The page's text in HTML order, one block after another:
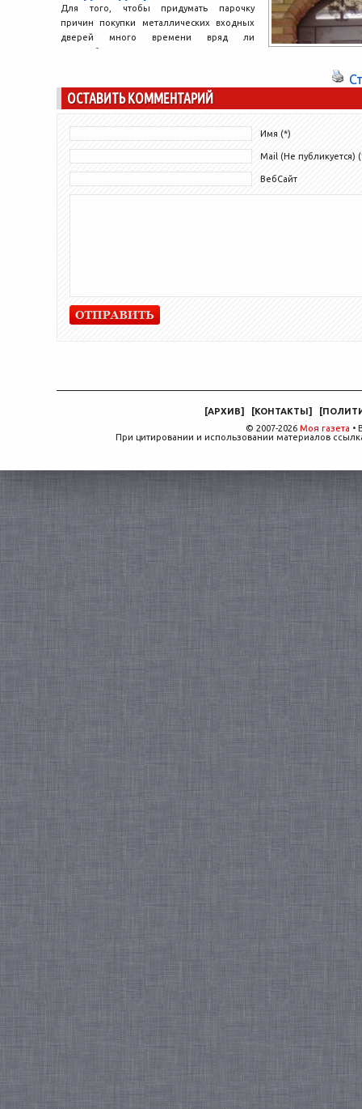
Для того, чтобы придумать парочку
причин покупки металлических входных
дверей много времени вряд ли
понадобится. Да, дверь деревянная своего
ОСТАВИТЬ КОММЕНТАРИЙ
Имя (*)
Mail (Не публикуется)
ВебСайт
[АРХИВ] [КОНТАКТЫ] [
© 2007-2026 Моя газета •
При цитировании и использовании материалов